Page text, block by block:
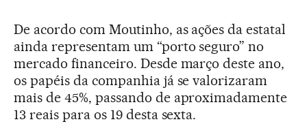
De acordo com Moutinho, as ações da estatal
ainda representam um “porto seguro” no
mercado financeiro. Desde março deste ano,
os papéis da companhia já se valorizaram
mais de 45%, passando de aproximadamente
13 reais para os 19 desta sexta.